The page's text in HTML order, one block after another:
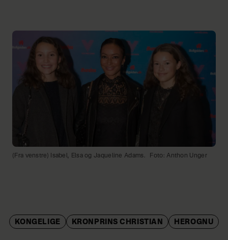
(Fra venstre) Isabel, Elsa og Jaqueline Adams. Foto: Anthon Unger
KONGELIGE KRONPRINS CHRISTIAN HEROGNU